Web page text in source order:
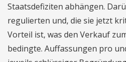
Staatsdefiziten abhängen.
regulierten und, die sie jetzt
Vorteil ist, was den Verkauf
bedingte. Auffassungen pro